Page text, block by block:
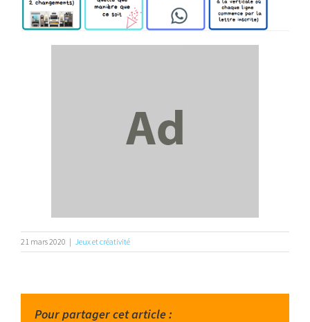
21 mars 2020 | Jeux et créativité
Pour partager cet article :